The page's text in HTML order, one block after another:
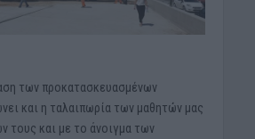
των προκατασκευασμένων
και η ταλαιπωρία των μαθητών μας
τους και με το άνοιγμα των